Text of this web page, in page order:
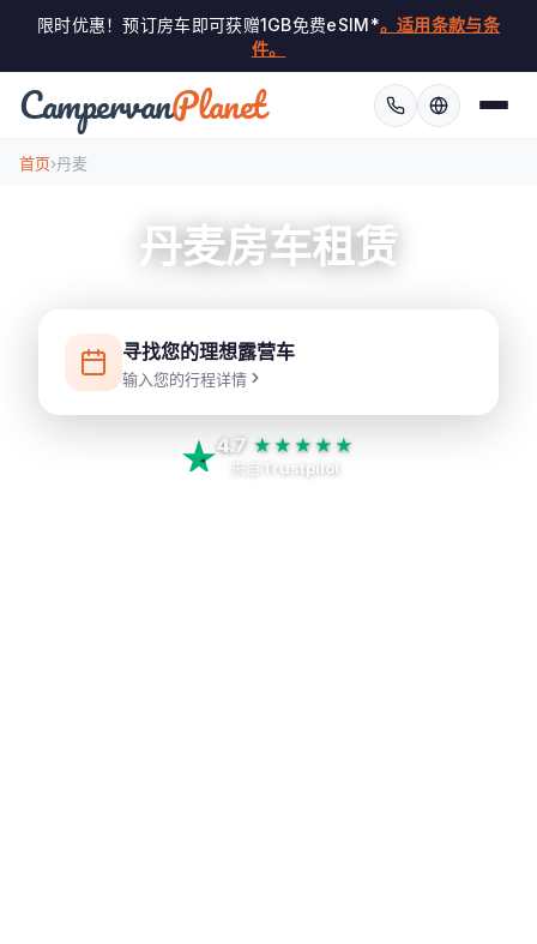
限时优惠！预订房车即可获赠1GB免费eSIM*。适用条款与条
件。
CampervanPlanet
首页›丹麦
丹麦房车租赁
寻找您的理想露营车
输入您的行程详情
4.7 ★★★★★
来自 Trustpilot